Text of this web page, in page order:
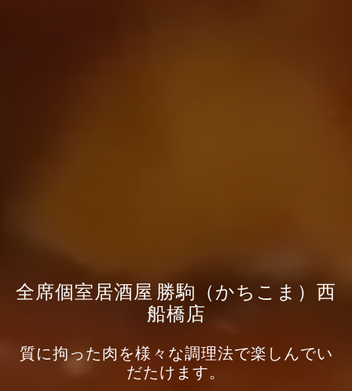
全席個室居酒屋 勝駒（かちこま）西
船橋店
質に拘った肉を様々な調理法で楽しんでい
だたけます。